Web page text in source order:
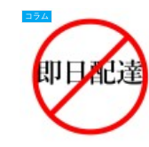
コラム